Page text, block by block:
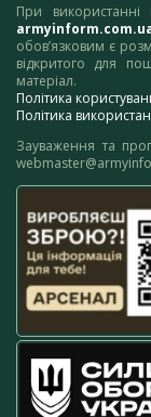
При
обов’язковим є
відкритого для
матеріал.
Політика
Політика
Зауваження та